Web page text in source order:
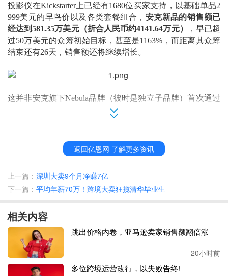
投影仪在Kickstarter上已经有1680位买家支持，以基础单品2
999美元的早鸟价以及各类套餐组合， 安克新品的销售额已
经达到581.35万美元（折合人民币约4141.64万元）
，早已超
过50万美元的众筹初始目标，甚至是1163%，而距离其众筹
结束还有26天，销售额还将继续增长。
这并非安克旗下Nebula品牌（彼时是独立子品牌）首次通过
众筹平台在市场进行试水反应。
Android TV™系统的口袋影院”的创新点，拿到了4227名
买家的支持，首次销售便做到126.56万美元销售额的成绩，
2018年，Nebula Capsule ll上线Kickstarter，通过画质、音
的积极反响，最终获得
元，是其初始目标的3335%。
一年后（2019年），Nebula在
Cosmos Max，
名买家，卖出了158.98万美元，达到初始目标的3179%。
返回亿恩网 了解更多资讯
上一篇： 深圳大卖9个月净赚7亿
下一篇： 平均年薪70万！跨境大卖狂揽清华毕业生
相关内容
跳出价格内卷，亚马逊卖家销售额翻倍涨
20小时前
多位跨境运营改行，以失败告终!